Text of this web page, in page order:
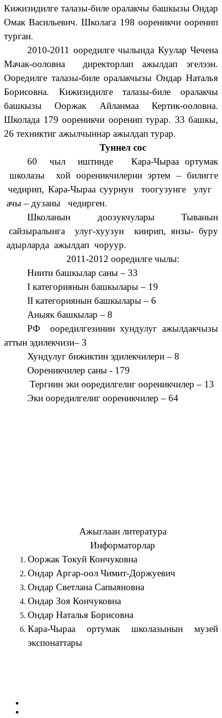
Кижизидилге талазы-биле оралакчы башкызы Ондар
Омак Васильевич. Школага 198 оореникчи ооренип
турган.
2010-2011 ооредилге чылында Куулар Чечена
Мачак-ооловна директорлап ажылдап эгелээн.
Ооредилге талазы-биле оралакчызы Ондар Наталья
Борисовна. Кижизидилге талазы-биле оралакчы
башкызы Ооржак Айланмаа Кертик-ооловна.
Школада 179 оореникчи ооренип турар. 33 башкы,
26 техниктиг ажылчыннар ажылдап турар.
Туннел сос
60 чыл иштинде Кара-Чыраа ортумак
школазы хой оореникчилерни эртем – билигге
чедирип, Кара-Чыраа суурнун тоогузунге улуг
ачы – дузаны чедирген.
Школанын доозукчулары Тыванын
сайзыралынга улуг-хуузун киирип, янзы- буру
адырларда ажылдап чоруур.
2011-2012 ооредилге чылы:
Ниити башкылар саны – 33
I категориянын башкылары – 19
II категориянын башкылары – 6
Аныяк башкылар – 8
РФ ооредилгезинин хундулуг ажылдакчызы
аттын эдилекчизи– 3
Хундулуг бижиктин эдилекчилери – 8
Оореникчилер саны - 179
Тергиин эки ооредилгелиг оореникчилер – 13
Эки ооредилгелиг оореникчилер – 64
Ажыглаан литература
Информаторлар
Ооржак Токуй Кончуковна
Ондар Аргар-оол Чимит-Доржуевич
Ондар Светлана Сапыяновна
Ондар Зоя Кончуковна
Ондар Наталья Борисовна
Кара-Чыраа ортумак школазынын музей
экспонаттары